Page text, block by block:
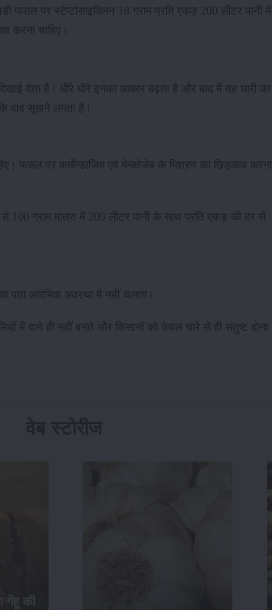
पर स्टेप्टोसाइक्लिन 18 ग्राम प्रति एकड़ 200 लीटर पानी में
करना चाहिए।
देता है। धीरे धीरे इनका आकार बढ़ता है और बाद में यह धारी का
बाद सूखने लगता है।
फसल पर कार्बेन्डाजिम एवं मेन्कोजेब के मिश्रण का छिड़काब करना
100 ग्राम मात्रा में 200 लीटर पानी के साथ प्रति एकड़ की दर से
पता आरंभिक अवस्था में नहीं चलता।
में दाने ही नहीं बनते और किसानों को केवल चारे से ही संतुष्ट होना
गेंहू की